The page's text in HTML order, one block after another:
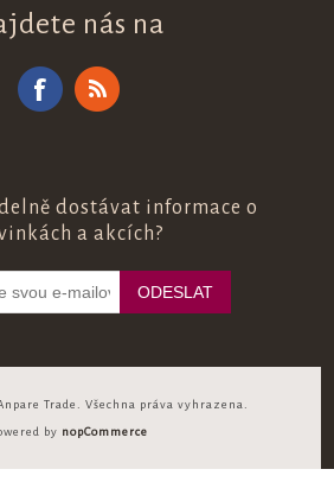
nás na
dostávat informace o
a akcích?
Trade. Všechna práva vyhrazena.
by nopCommerce